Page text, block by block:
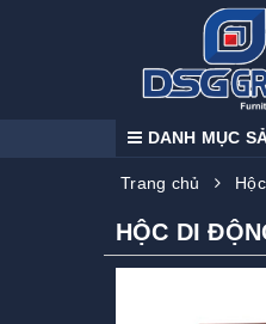
DANH MỤC
Trang chủ
HỘC DI